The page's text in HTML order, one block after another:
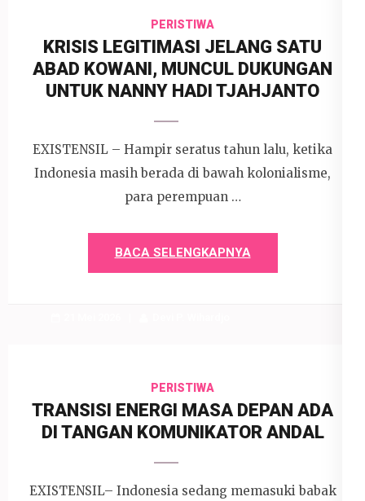
PERISTIWA
KRISIS LEGITIMASI JELANG SATU
ABAD KOWANI, MUNCUL DUKUNGAN
UNTUK NANNY HADI TJAHJANTO
EXISTENSIL – Hampir seratus tahun lalu, ketika
Indonesia masih berada di bawah kolonialisme,
para perempuan …
BACA SELENGKAPNYA
PERISTIWA
TRANSISI ENERGI MASA DEPAN ADA
DI TANGAN KOMUNIKATOR ANDAL
EXISTENSIL– Indonesia sedang memasuki babak